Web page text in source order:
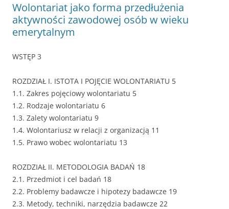
Wolontariat jako forma przedłużenia
aktywności zawodowej osób w wieku
emerytalnym
WSTĘP 3
ROZDZIAŁ I. ISTOTA I POJĘCIE WOLONTARIATU 5
1.1. Zakres pojęciowy wolontariatu 5
1.2. Rodzaje wolontariatu 6
1.3. Zalety wolontariatu 9
1.4. Wolontariusz w relacji z organizacją 11
1.5. Prawo wobec wolontariatu 13
ROZDZIAŁ II. METODOLOGIA BADAŃ 18
2.1. Przedmiot i cel badań 18
2.2. Problemy badawcze i hipotezy badawcze 19
2.3. Metody, techniki, narzędzia badawcze 22